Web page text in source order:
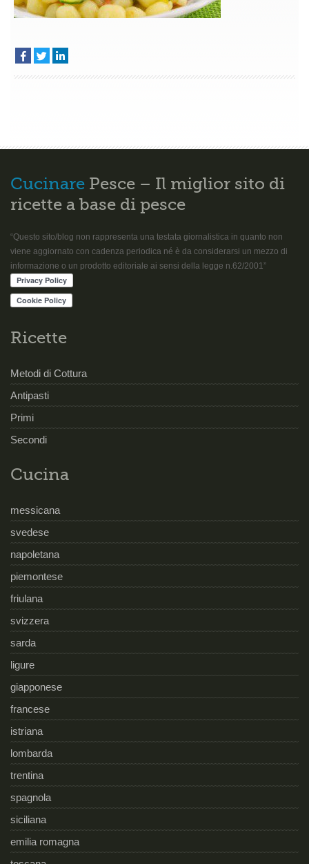
Cucinare Pesce – Il miglior sito di
ricette a base di pesce
“Questo sito/blog non rappresenta una testata giornalistica in quanto non
viene aggiornato con cadenza periodica né è da considerarsi un mezzo di
informazione o un prodotto editoriale ai sensi della legge n.62/2001”
Ricette
Metodi di Cottura
Antipasti
Primi
Secondi
Cucina
messicana
svedese
napoletana
piemontese
friulana
svizzera
sarda
ligure
giapponese
francese
istriana
lombarda
trentina
spagnola
siciliana
emilia romagna